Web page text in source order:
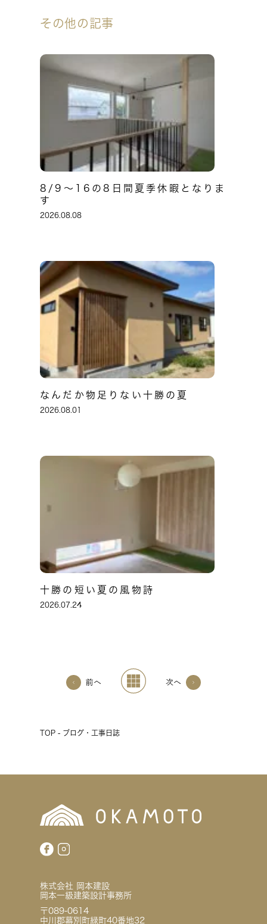
その他の記事
8/9～16の8日間夏季休暇となりま
す
2026.08.08
なんだか物足りない十勝の夏
2026.08.01
十勝の短い夏の風物詩
2026.07.24
前へ 次へ
TOP - ブログ・工事日誌
株式会社 岡本建設
岡本一級建築設計事務所
〒089-0614
中川郡幕別町緑町40番地32